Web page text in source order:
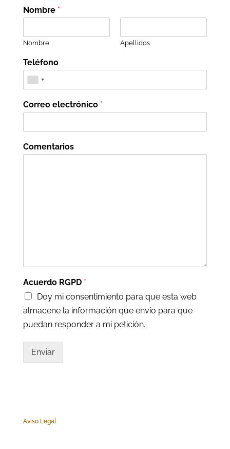
Nombre *
Nombre Apellidos
Teléfono
Correo electrónico *
Comentarios
Acuerdo RGPD *
Doy mi consentimiento para que esta web
almacene la información que envío para que
puedan responder a mi petición.
Enviar
Aviso Legal